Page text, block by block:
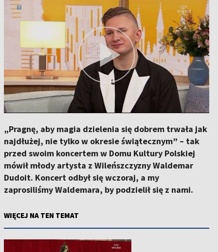
„Pragnę, aby magia dzielenia się dobrem trwała jak
najdłużej, nie tylko w okresie świątecznym” – tak
przed swoim koncertem w Domu Kultury Polskiej
mówił młody artysta z Wileńszczyzny Waldemar
Dudoit. Koncert odbył się wczoraj, a my
zaprosiliśmy Waldemara, by podzielił się z nami.
WIĘCEJ NA TEN TEMAT